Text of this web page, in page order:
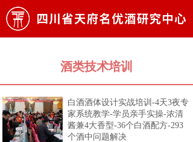
酒类技术培训
白酒酒体设计实战培训-4天3夜专
家系统教学-学员亲手实操-浓清
酱兼4大香型-36个白酒配方-293
个酒中问题解决